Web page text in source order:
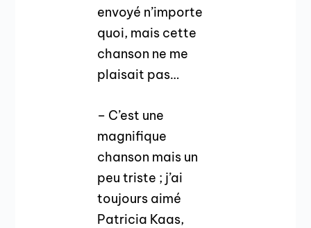
envoyé n’importe
quoi, mais cette
chanson ne me
plaisait pas…
– C’est une
magnifique
chanson mais un
peu triste ; j’ai
toujours aimé
Patricia Kaas,